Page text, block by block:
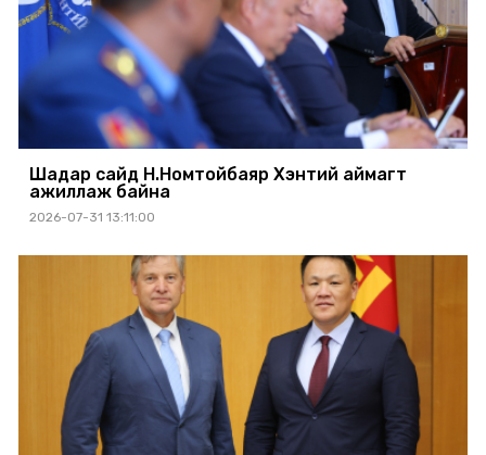
Шадар сайд Н.Номтойбаяр Хэнтий аймагт
ажиллаж байна
2026-07-31 13:11:00